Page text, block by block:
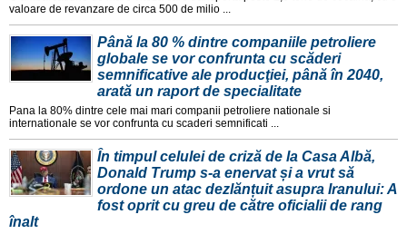
valoare de revanzare de circa 500 de milio ...
Până la 80 % dintre companiile petroliere
globale se vor confrunta cu scăderi
semnificative ale producţiei, până în 2040,
arată un raport de specialitate
Pana la 80% dintre cele mai mari companii petroliere nationale si
internationale se vor confrunta cu scaderi semnificati ...
În timpul celulei de criză de la Casa Albă,
Donald Trump s-a enervat și a vrut să
ordone un atac dezlănțuit asupra Iranului: A
fost oprit cu greu de către oficialii de rang
înalt